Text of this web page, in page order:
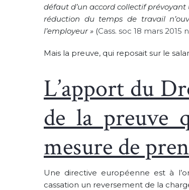
défaut d’un accord collectif
réduction du temps de travail
l’employeur » (Cass. soc 18 mars 2015
Mais la preuve, qui reposait sur le
L’apport du
de la preuve
mesure de
Une directive européenne est à
cassation un reversement de la